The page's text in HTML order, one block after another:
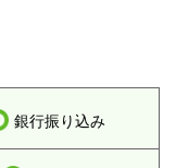
銀行振り込み